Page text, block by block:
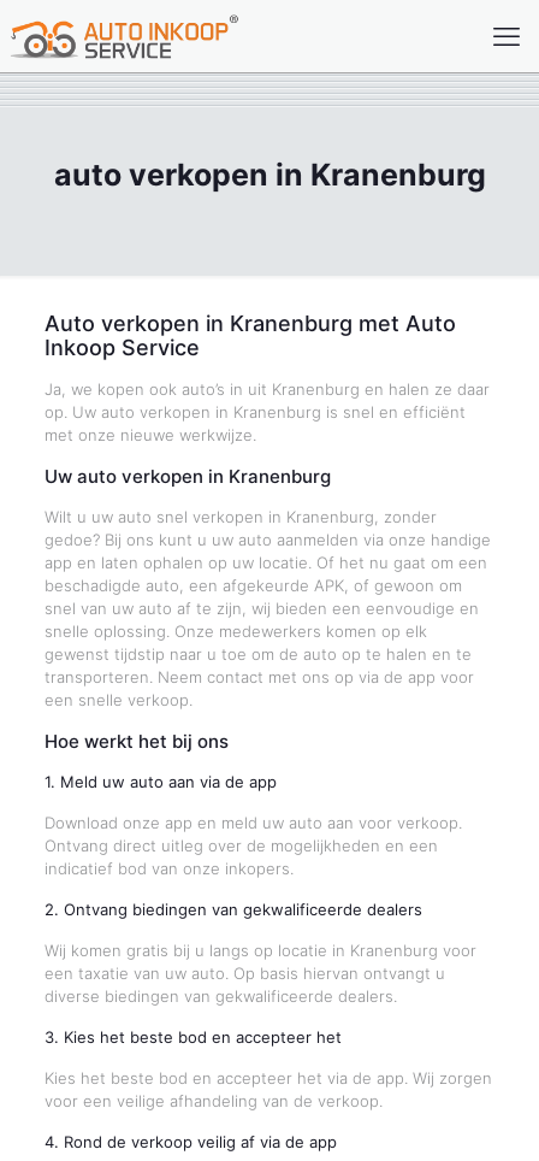
auto verkopen in Kranenburg
Auto verkopen in Kranenburg met Auto
Inkoop Service
Ja, we kopen ook auto’s in uit Kranenburg en halen ze daar
op. Uw auto verkopen in Kranenburg is snel en efficiënt
met onze nieuwe werkwijze.
Uw auto verkopen in Kranenburg
Wilt u uw auto snel verkopen in Kranenburg, zonder
gedoe? Bij ons kunt u uw auto aanmelden via onze handige
app en laten ophalen op uw locatie. Of het nu gaat om een
beschadigde auto, een afgekeurde APK, of gewoon om
snel van uw auto af te zijn, wij bieden een eenvoudige en
snelle oplossing. Onze medewerkers komen op elk
gewenst tijdstip naar u toe om de auto op te halen en te
transporteren. Neem contact met ons op via de app voor
een snelle verkoop.
Hoe werkt het bij ons
1. Meld uw auto aan via de app
Download onze app en meld uw auto aan voor verkoop.
Ontvang direct uitleg over de mogelijkheden en een
indicatief bod van onze inkopers.
2. Ontvang biedingen van gekwalificeerde dealers
Wij komen gratis bij u langs op locatie in Kranenburg voor
een taxatie van uw auto. Op basis hiervan ontvangt u
diverse biedingen van gekwalificeerde dealers.
3. Kies het beste bod en accepteer het
Kies het beste bod en accepteer het via de app. Wij zorgen
voor een veilige afhandeling van de verkoop.
4. Rond de verkoop veilig af via de app